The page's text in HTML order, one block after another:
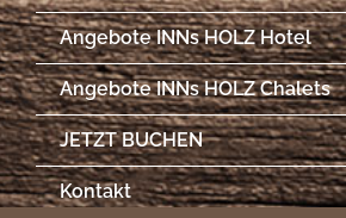
Angebote INNs HOLZ Hotel
Angebote INNs HOLZ Chalets
JETZT BUCHEN
Kontakt